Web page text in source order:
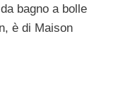
bagno a bolle
è di Maison